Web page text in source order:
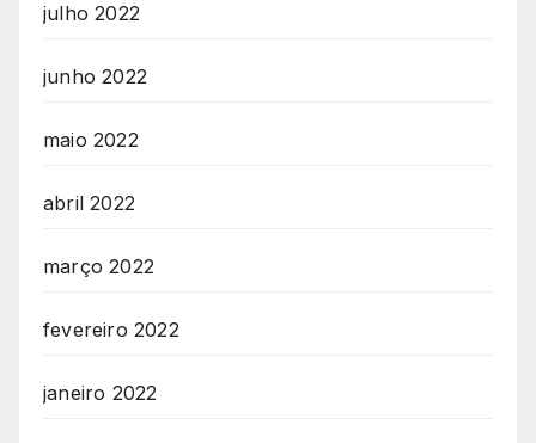
julho 2022
junho 2022
maio 2022
abril 2022
março 2022
fevereiro 2022
janeiro 2022